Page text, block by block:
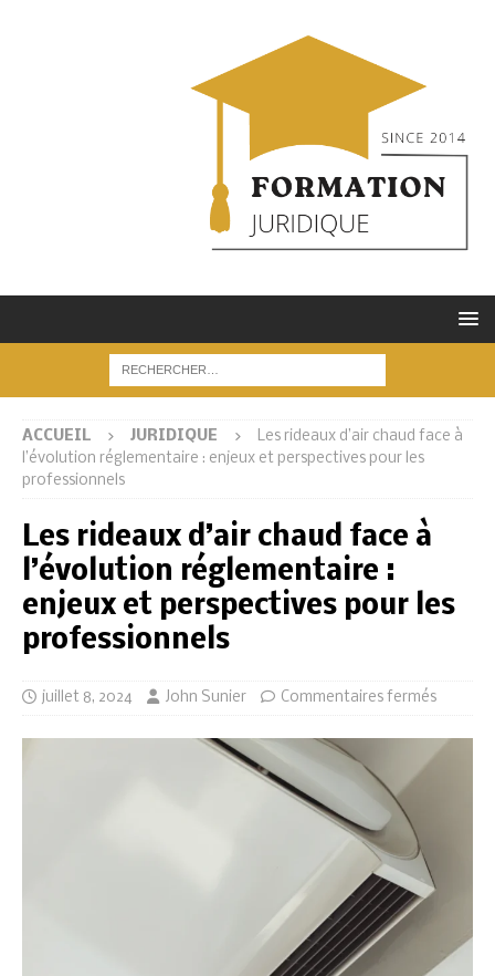
ACCUEIL JURIDIQUE
Les rideaux d’air chaud face à
l’évolution réglementaire : enjeux et perspectives pour les
professionnels
Les rideaux d’air chaud face à
l’évolution réglementaire :
enjeux et perspectives pour les
professionnels
juillet 8, 2024 John Sunier Commentaires fermés